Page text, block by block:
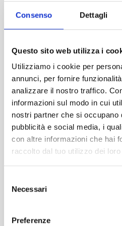
Consenso Dettagli
Questo sito web utilizza i
Utilizziamo i cookie per
annunci, per fornire
analizzare il nostro traffico.
informazioni sul modo in cui
nostri partner che si occupano
pubblicità e social media, i
con altre informazioni che hai
raccolto dal tuo utilizzo dei
delNecessari
Preferenze
ADD TO BASKET